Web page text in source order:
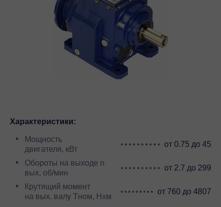
Характеристики:
Мощность
двигателя, кВт
от 0.75 до 45
Обороты на выходе n
вых, об/мин
от 2.7 до 299
Крутящий момент
на вых. валу Тном, Нхм
от 760 до 4807